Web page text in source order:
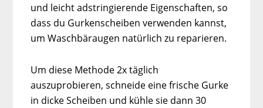
und leicht adstringierende Eigenschaften, so
dass du Gurkenscheiben verwenden kannst,
um Waschbäraugen natürlich zu reparieren.
Um diese Methode 2x täglich
auszuprobieren, schneide eine frische Gurke
in dicke Scheiben und kühle sie dann 30